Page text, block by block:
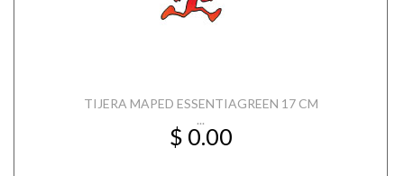
TIJERA MAPED ESSENTIAGREEN 17 CM
...
$ 0.00